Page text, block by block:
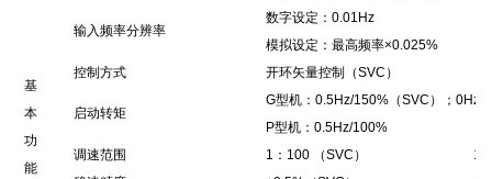
基
本
功
能
输入频率分辨率
数字设定： 0.01Hz
模拟设定：最高频率×0.025%
控制方式
开环矢量控制（SVC ）
启动转矩
G型机： 0.5Hz/150% （SVC ）； 0Hz/
P型机： 0.5Hz/100%
调速范围
1 ： 100 （SVC ） 1